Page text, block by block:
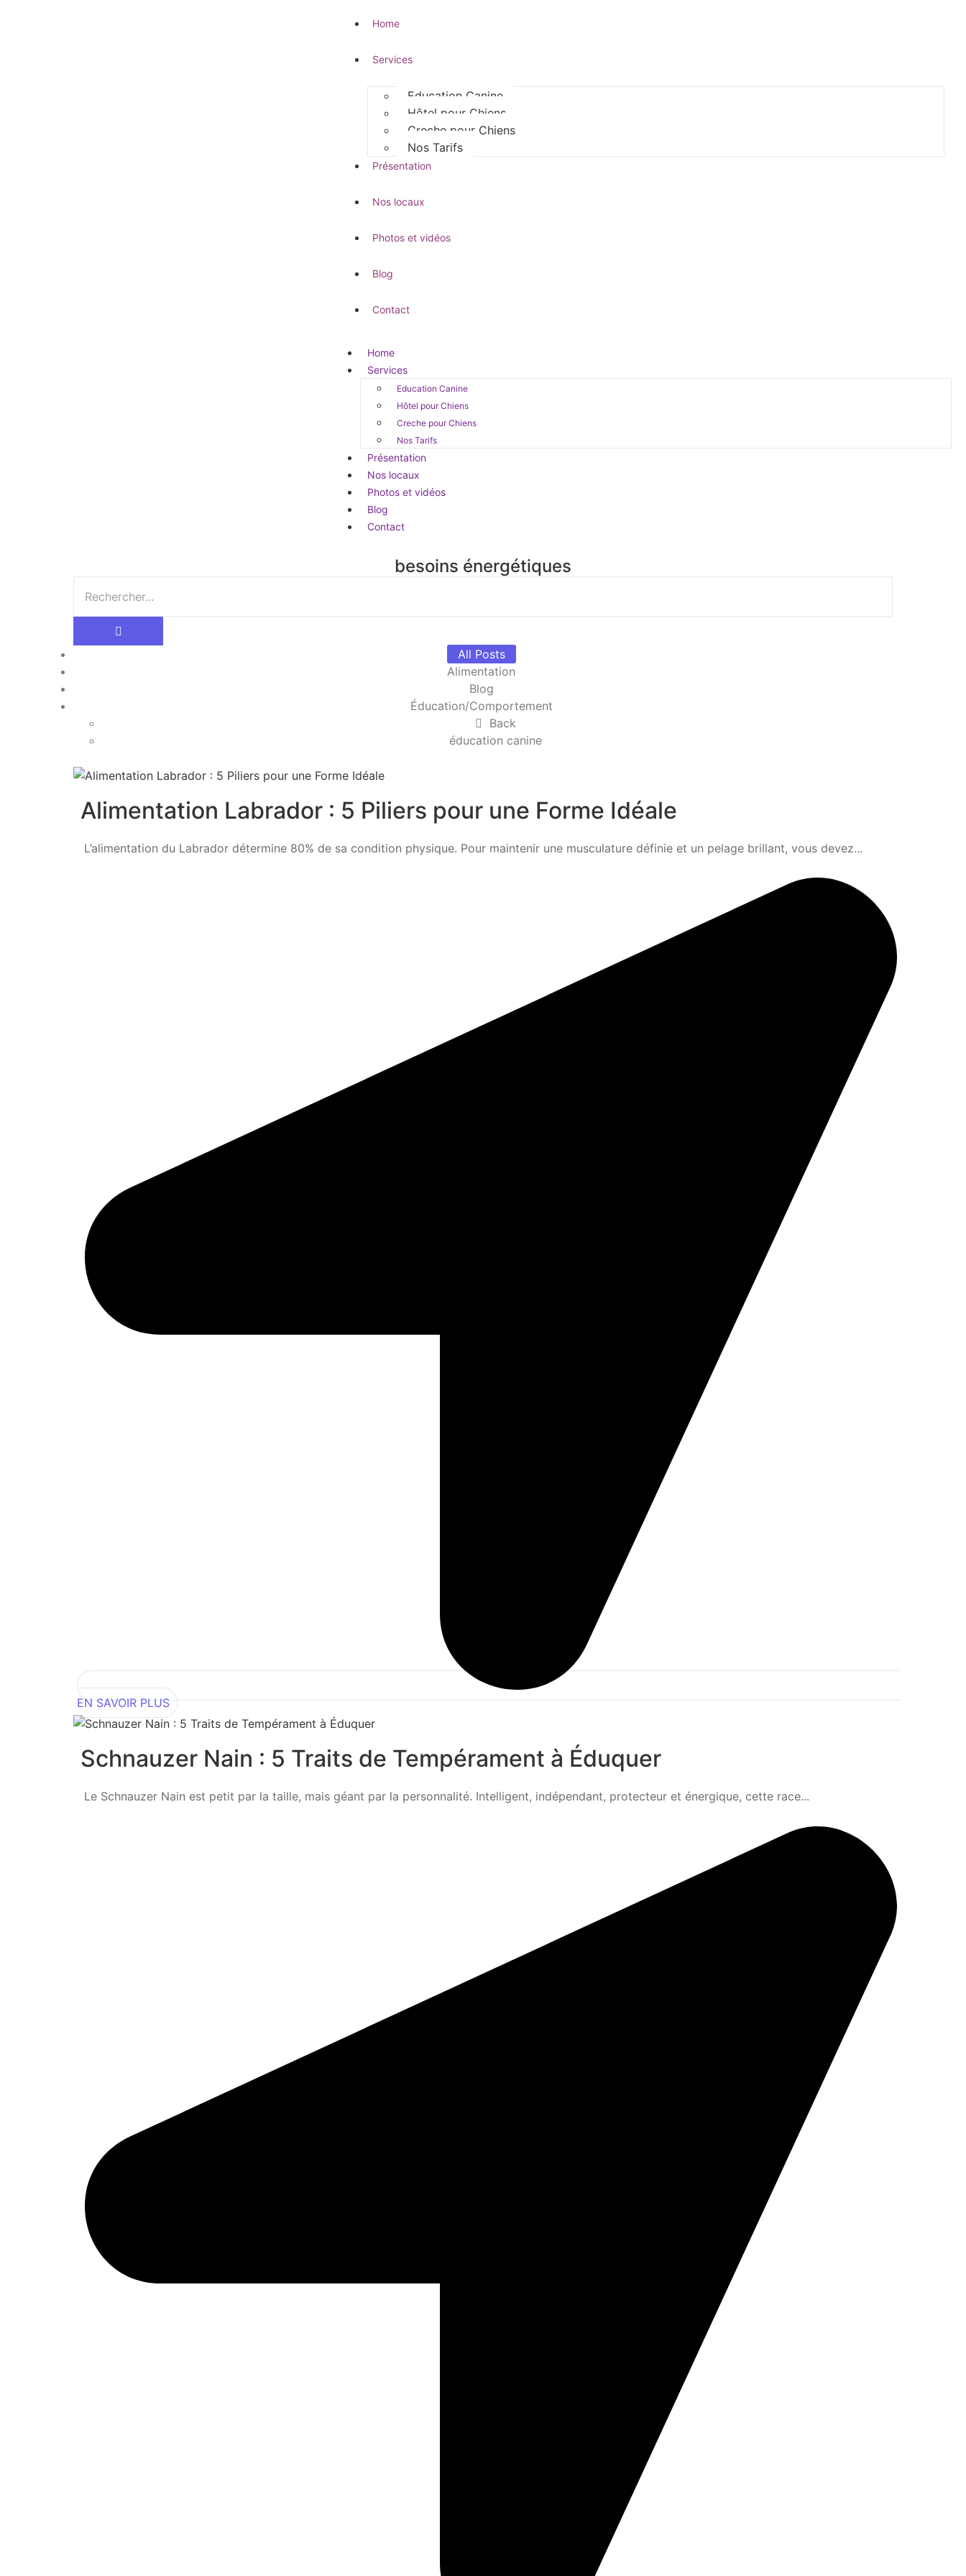
Home
Services
Education Canine
Hôtel pour Chiens
Creche pour Chiens
Nos Tarifs
Présentation
Nos locaux
Photos et vidéos
Blog
Contact
Home
Services
Education Canine
Hôtel pour Chiens
Creche pour Chiens
Nos Tarifs
Présentation
Nos locaux
Photos et vidéos
Blog
Contact
besoins énergétiques
All Posts
Alimentation
Blog
Éducation/Comportement
Back
éducation canine
Alimentation Labrador : 5 Piliers pour une Forme Idéale
L’alimentation du Labrador détermine 80% de sa condition physique. Pour maintenir une musculature définie et un pelage brillant, vous devez...
EN SAVOIR PLUS
Schnauzer Nain : 5 Traits de Tempérament à Éduquer
Le Schnauzer Nain est petit par la taille, mais géant par la personnalité. Intelligent, indépendant, protecteur et énergique, cette race...